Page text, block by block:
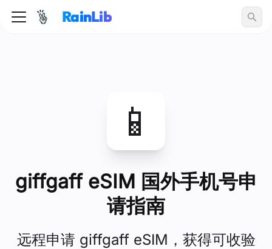
RainLib
📱
giffgaff eSIM 国外手机号申
请指南
远程申请 giffgaff eSIM，获得可收验